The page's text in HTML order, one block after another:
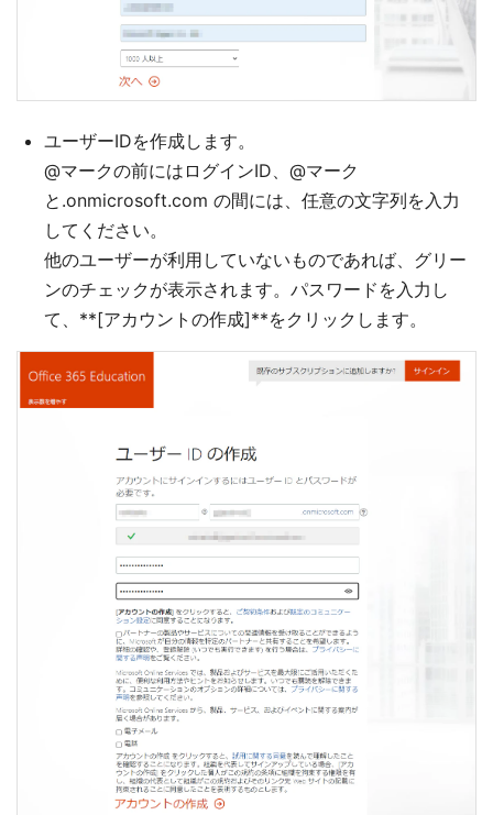
ユーザーIDを作成します。
@マークの前にはログインID、@マーク
と.onmicrosoft.com の間には、任意の文字列を入力
してください。
他のユーザーが利用していないものであれば、グリー
ンのチェックが表示されます。パスワードを入力し
て、**[アカウントの作成]**をクリックします。